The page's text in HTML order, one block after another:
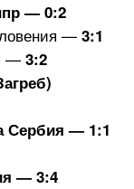
— 0:2
— 3:1
— 3:2
Сербия — 1:1
— 3:4